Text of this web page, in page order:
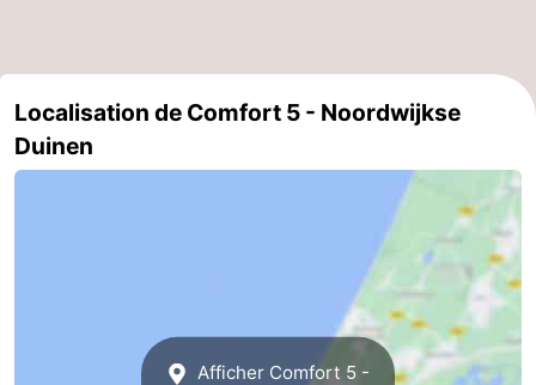
Localisation de Comfort 5 - Noordwijkse
Duinen
Afficher Comfort 5 -